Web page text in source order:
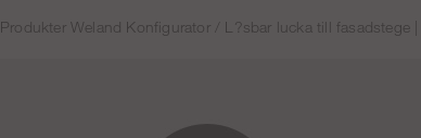
Produkter Weland Konfigurator/ L?sbar lucka till fasadstege